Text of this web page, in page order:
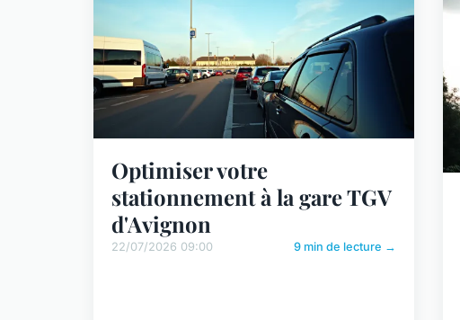
Optimiser votre
stationnement à la gare TGV
d'Avignon
22/07/2026 09:00 9 min de lecture →